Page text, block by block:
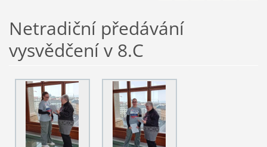
Netradiční předávání
vysvědčení v 8.C